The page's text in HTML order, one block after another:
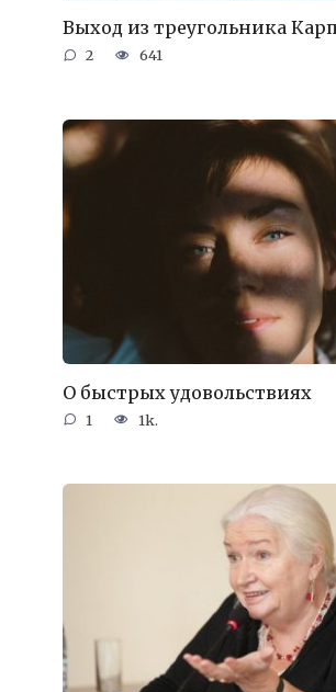
Выход из треугольника
2 641
О быстрых удовольствиях
1 1k.